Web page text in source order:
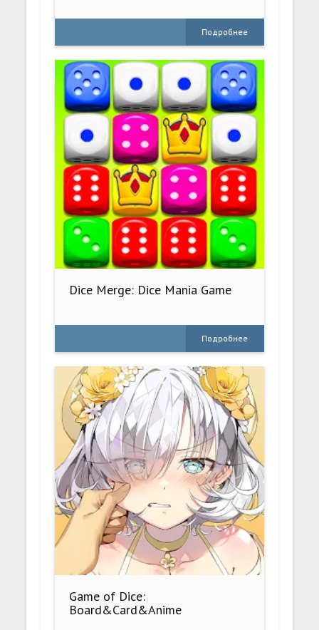
Подробнее
Dice Merge: Dice Mania Game
Подробнее
Game of Dice:
Board&Card&Anime